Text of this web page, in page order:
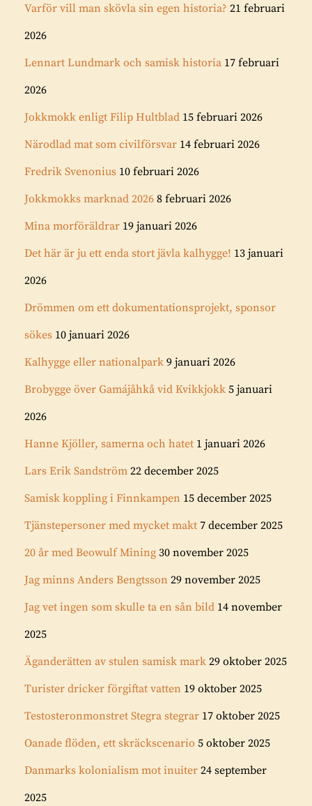
Varför vill man skövla sin egen historia? 21 februari
2026
Lennart Lundmark och samisk historia 17 februari
2026
Jokkmokk enligt Filip Hultblad 15 februari 2026
Närodlad mat som civilförsvar 14 februari 2026
Fredrik Svenonius 10 februari 2026
Jokkmokks marknad 2026 8 februari 2026
Mina morföräldrar 19 januari 2026
Det här är ju ett enda stort jävla kalhygge! 13 januari
2026
Drömmen om ett dokumentationsprojekt, sponsor
sökes 10 januari 2026
Kalhygge eller nationalpark 9 januari 2026
Brobygge över Gamájåhkå vid Kvikkjokk 5 januari
2026
Hanne Kjöller, samerna och hatet 1 januari 2026
Lars Erik Sandström 22 december 2025
Samisk koppling i Finnkampen 15 december 2025
Tjänstepersoner med mycket makt 7 december 2025
20 år med Beowulf Mining 30 november 2025
Jag minns Anders Bengtsson 29 november 2025
Jag vet ingen som skulle ta en sån bild 14 november
2025
Äganderätten av stulen samisk mark 29 oktober 2025
Turister dricker förgiftat vatten 19 oktober 2025
Testosteronmonstret Stegra stegrar 17 oktober 2025
Oanade flöden, ett skräckscenario 5 oktober 2025
Danmarks kolonialism mot inuiter 24 september
2025